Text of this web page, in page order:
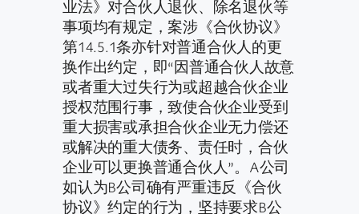
业法》对合伙人退伙、除名退伙等
事项均有规定，案涉《合伙协议》
第14.5.1条亦针对普通合伙人的更
换作出约定，即“因普通合伙人故意
或者重大过失行为或超越合伙企业
授权范围行事，致使合伙企业受到
重大损害或承担合伙企业无力偿还
或解决的重大债务、责任时，合伙
企业可以更换普通合伙人”。A公司
如认为B公司确有严重违反《合伙
协议》约定的行为，坚持要求B公